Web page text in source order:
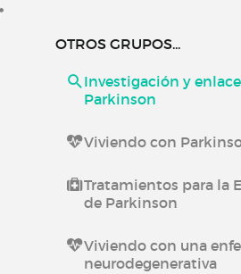
OTROS GRUPOS...
Investigación y
Parkinson
Viviendo con
Tratamientos para la
de Parkinson
Viviendo con una
neurodegenerativa